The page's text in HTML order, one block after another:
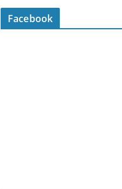
Facebook